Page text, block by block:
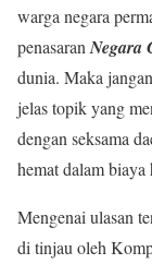
warga negara
penasaran Negara
dunia. Maka
jelas topik yang
dengan seksama
hemat dalam biaya
Mengenai ulasan
di tinjau oleh